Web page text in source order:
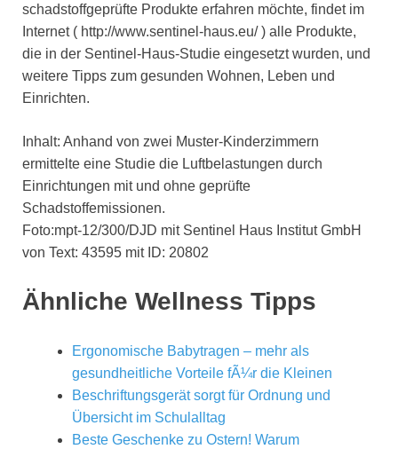
schadstoffgeprüfte Produkte erfahren möchte, findet im
Internet ( http://www.sentinel-haus.eu/ ) alle Produkte,
die in der Sentinel-Haus-Studie eingesetzt wurden, und
weitere Tipps zum gesunden Wohnen, Leben und
Einrichten.
Inhalt: Anhand von zwei Muster-Kinderzimmern
ermittelte eine Studie die Luftbelastungen durch
Einrichtungen mit und ohne geprüfte
Schadstoffemissionen.
Foto:mpt-12/300/DJD mit Sentinel Haus Institut GmbH
von Text: 43595 mit ID: 20802
Ähnliche Wellness Tipps
Ergonomische Babytragen – mehr als
gesundheitliche Vorteile fÃ¼r die Kleinen
Beschriftungsgerät sorgt für Ordnung und
Übersicht im Schulalltag
Beste Geschenke zu Ostern! Warum